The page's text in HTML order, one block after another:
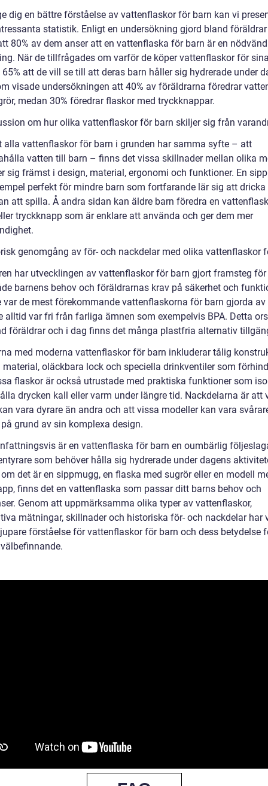
dig en bättre förståelse av vattenflaskor för barn kan vi
statistik. Enligt en undersökning gjord bland
80% av dem anser att en vattenflaska för barn är en
När de tillfrågades om varför de köper vattenflaskor för
att de vill se till att deras barn håller sig hydrerade under
visade undersökningen att 40% av föräldrarna föredrar
medan 30% föredrar flaskor med tryckknappar.
om hur olika vattenflaskor för barn skiljer sig från
alla vattenflaskor för barn i grunden har samma syfte – att
vatten till barn – finns det vissa skillnader mellan olika
sig främst i design, material, ergonomi och funktioner. En
perfekt för mindre barn som fortfarande lär sig att dricka
att spilla. Å andra sidan kan äldre barn föredra en
tryckknapp som är enklare att använda och ger dem mer
genomgång av för- och nackdelar med olika vattenflaskor
har utvecklingen av vattenflaskor för barn gjort framsteg
barnens behov och föräldrarnas krav på säkerhet och
var de mest förekommande vattenflaskorna för barn gjorda
alltid var fri från farliga ämnen som exempelvis BPA. Detta
föräldrar och i dag finns det många plastfria alternativ
med moderna vattenflaskor för barn inkluderar tålig
material, oläckbara lock och speciella drinkventiler som
flaskor är också utrustade med praktiska funktioner som
drycken kall eller varm under längre tid. Nackdelarna är att
vara dyrare än andra och att vissa modeller kan vara
grund av sin komplexa design.
är en vattenflaska för barn en oumbärlig
som behöver hålla sig hydrerade under dagens
det är en sippmugg, en flaska med sugrör eller en modell
finns det en vattenflaska som passar ditt barns behov och
Genom att uppmärksamma olika typer av vattenflaskor,
mätningar, skillnader och historiska för- och nackdelar har
förståelse för vattenflaskor för barn och dess betydelse